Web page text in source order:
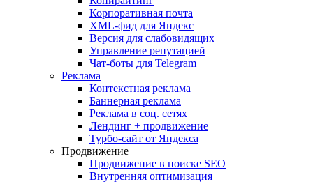
Корпоративная почта
XML-фид для Яндекс
Версия для слабовидящих
Управление репутацией
Чат-боты для Telegram
Реклама
Контекстная реклама
Баннерная реклама
Реклама в соц. сетях
Лендинг + продвижение
Турбо-сайт от Яндекса
Продвижение
Продвижение в поиске SEO
Внутренняя оптимизация